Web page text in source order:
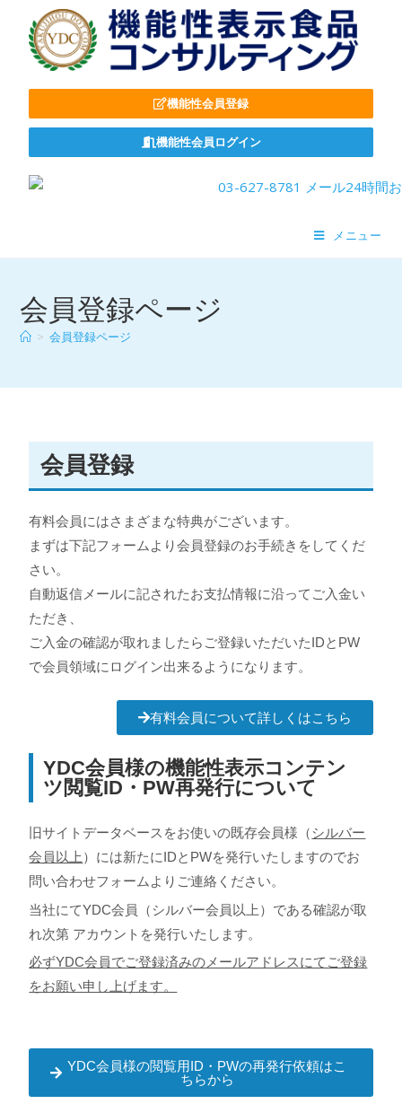
機能性会員登録
機能性会員ログイン
メニュー
会員登録ページ
> 会員登録ページ
会員登録
有料会員にはさまざまな特典がございます。
まずは下記フォームより会員登録のお手続きをしてくだ
さい。
自動返信メールに記されたお支払情報に沿ってご入金い
ただき、
ご入金の確認が取れましたらご登録いただいたIDとPW
で会員領域にログイン出来るようになります。
有料会員について詳しくはこちら
YDC会員様の機能性表示コンテン
ツ閲覧ID・PW再発行について
旧サイトデータベースをお使いの既存会員様（シルバー
会員以上）には新たにIDとPWを発行いたしますのでお
問い合わせフォームよりご連絡ください。
当社にてYDC会員（シルバー会員以上）である確認が取
れ次第 アカウントを発行いたします。
必ずYDC会員でご登録済みのメールアドレスにてご登録
をお願い申し上げます。
YDC会員様の閲覧用ID・PWの再発行依頼はこ
ちらから